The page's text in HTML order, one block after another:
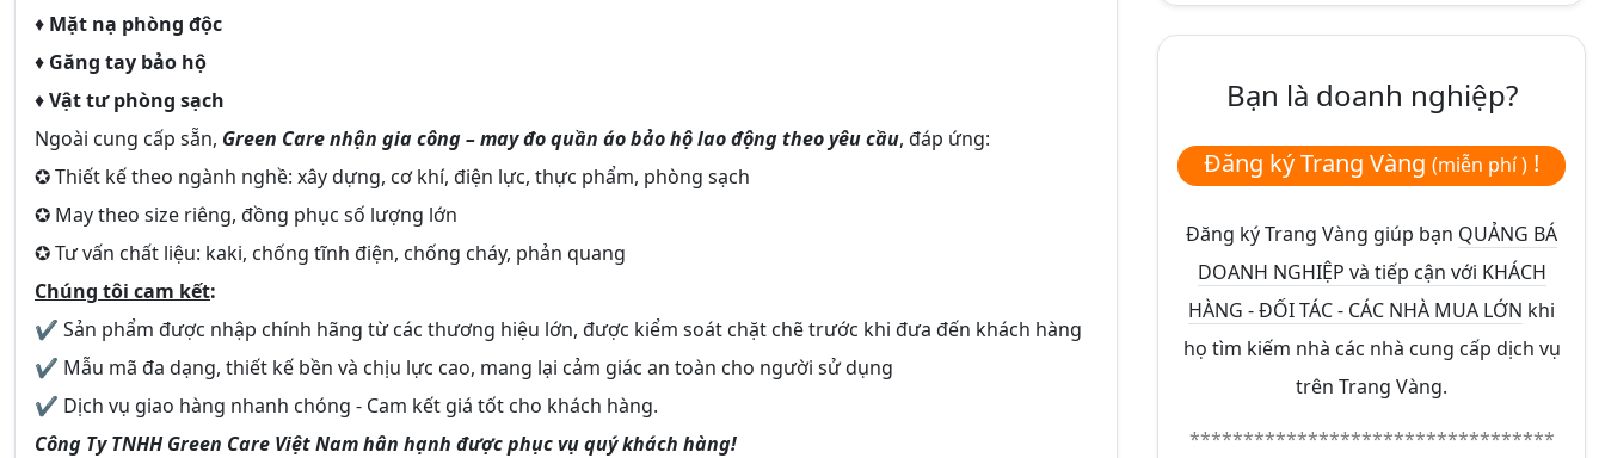
♦ Mặt nạ phòng độc
♦ Găng tay bảo hộ
♦Vật tư phòng sạch
Ngoài cung cấp sẵn, Green Care nhận gia công – may đo quần áo bảo hộ lao động theo yêu cầu, đáp ứng:
✪ Thiết kế theo ngành nghề: xây dựng, cơ khí, điện lực, thực phẩm, phòng sạch
✪ May theo size riêng, đồng phục số lượng lớn
✪ Tư vấn chất liệu: kaki, chống tĩnh điện, chống cháy, phản quang
Chúng tôi cam kết:
✔ Sản phẩm được nhập chính hãng từ các thương hiệu lớn, được kiểm soát chặt chẽ trước khi đưa đến khách hàng
✔ Mẫu mã đa dạng, thiết kế bền và chịu lực cao, mang lại cảm giác an toàn cho người sử dụng
✔ Dịch vụ giao hàng nhanh chóng - Cam kết giá tốt cho khách hàng.
Công Ty TNHH Green Care Việt Nam hân hạnh được phục vụ quý khách hàng!
Bạn là doanh nghiệp?
Đăng ký Trang Vàng (miễn phí ) !
Đăng ký Trang Vàng giúp bạn QUẢNG BÁ
DOANH NGHIỆP và tiếp cận với KHÁCH
HÀNG - ĐỐI TÁC - CÁC NHÀ MUA LỚN khi
họ tìm kiếm nhà các nhà cung cấp dịch vụ
trên Trang Vàng.
**********************************